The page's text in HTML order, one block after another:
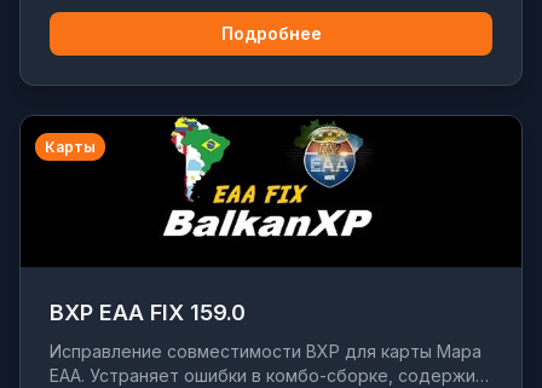
Подробнее
Карты
BXP EAA FIX 159.0
Исправление совместимости BXP для карты Mapa
EAA. Устраняет ошибки в комбо-сборке, содержит